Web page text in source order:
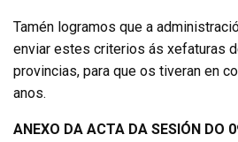
Tamén logramos que a
enviar estes criterios ás xefaturas
provincias, para que os tiveran en
anos.
ANEXO DA ACTA DA SESIÓN DO